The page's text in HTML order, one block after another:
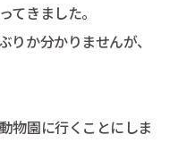
てきました。
か分かりませんが、
物園に行くことにしま